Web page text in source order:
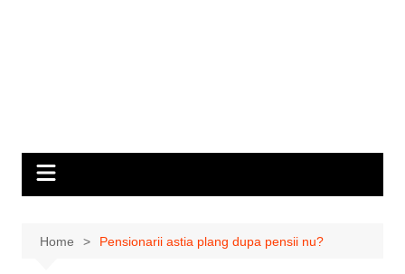
Home Pensionarii astia plang dupa pensii nu?